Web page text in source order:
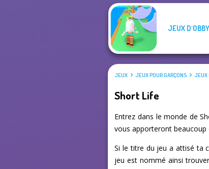
JEUX D'OBBY
JEUX JEUX POUR GARÇONS JEUX
Short Life
Entrez dans le monde de
vous apporteront beaucoup
Si le titre du jeu a attisé ta
jeu est nommé ainsi